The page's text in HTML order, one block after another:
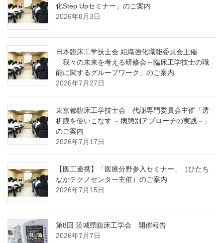
化Step Upセミナー」のご案内
2026年8月3日
日本臨床工学技士会 組織強化職能委員会主催
「我々の未来を考える研修会～臨床工学技士の職
能に関するグループワーク」のご案内
2026年7月27日
東京都臨床工学技士会 代謝専門委員会主催「透
析膜を使いこなす －病態別アプローチの実践－」
のご案内
2026年7月17日
【医工連携】「医療分野参入セミナー」（ひたち
なかテクノセンター主催）のご案内
2026年7月15日
第8回 茨城県臨床工学会 開催報告
2026年7月7日